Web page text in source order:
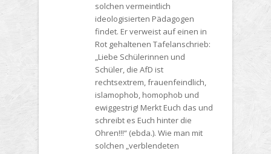
solchen vermeintlich
ideologisierten Pädagogen
findet. Er verweist auf einen in
Rot gehaltenen Tafelanschrieb:
„Liebe Schülerinnen und
Schüler, die AfD ist
rechtsextrem, frauenfeindlich,
islamophob, homophob und
ewiggestrig! Merkt Euch das und
schreibt es Euch hinter die
Ohren!!!“ (ebda.). Wie man mit
solchen „verblendeten